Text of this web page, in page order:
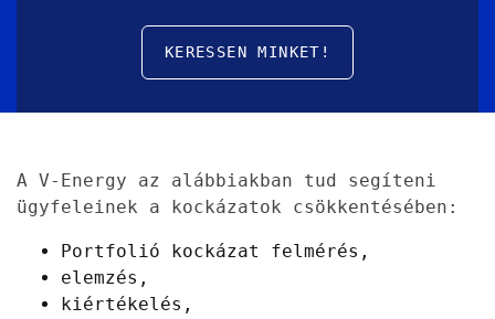
KERESSEN MINKET!
A V-Energy az alábbiakban tud segíteni
ügyfeleinek a kockázatok csökkentésében:
Portfolió kockázat felmérés,
elemzés,
kiértékelés,